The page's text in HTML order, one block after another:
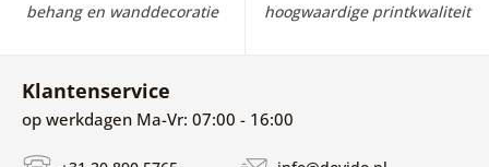
behang en wanddecoratie hoogwaardige printkwaliteit
Klantenservice
op werkdagen Ma-Vr: 07:00 - 16:00